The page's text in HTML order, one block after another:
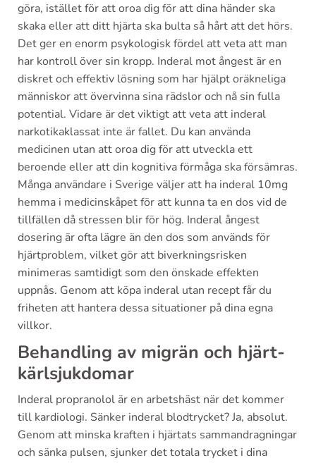
göra, istället för att oroa dig för att dina händer ska
skaka eller att ditt hjärta ska bulta så hårt att det hörs.
Det ger en enorm psykologisk fördel att veta att man
har kontroll över sin kropp. Inderal mot ångest är en
diskret och effektiv lösning som har hjälpt oräkneliga
människor att övervinna sina rädslor och nå sin fulla
potential. Vidare är det viktigt att veta att inderal
narkotikaklassat inte är fallet. Du kan använda
medicinen utan att oroa dig för att utveckla ett
beroende eller att din kognitiva förmåga ska försämras.
Många användare i Sverige väljer att ha inderal 10mg
hemma i medicinskåpet för att kunna ta en dos vid de
tillfällen då stressen blir för hög. Inderal ångest
dosering är ofta lägre än den dos som används för
hjärtproblem, vilket gör att biverkningsrisken
minimeras samtidigt som den önskade effekten
uppnås. Genom att köpa inderal utan recept får du
friheten att hantera dessa situationer på dina egna
villkor.
Behandling av migrän och hjärt-
kärlsjukdomar
Inderal propranolol är en arbetshäst när det kommer
till kardiologi. Sänker inderal blodtrycket? Ja, absolut.
Genom att minska kraften i hjärtats sammandragningar
och sänka pulsen, sjunker det totala trycket i dina